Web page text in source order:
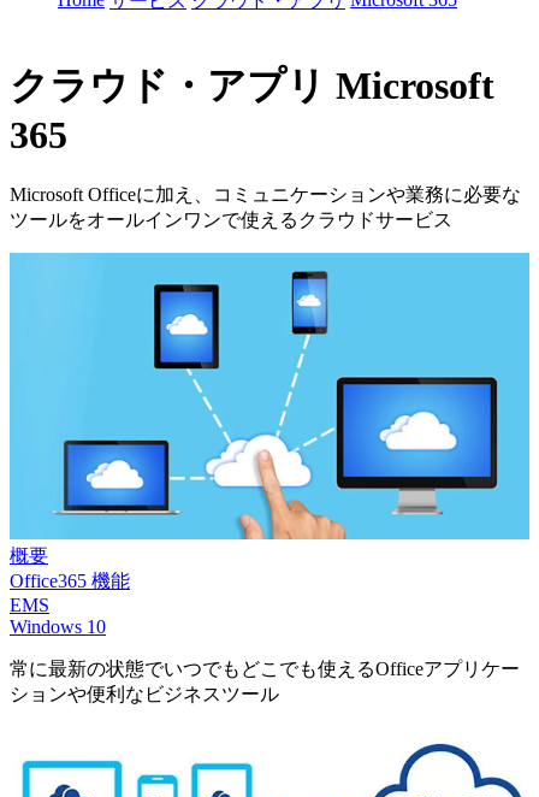
クラウド・アプリ Microsoft
365
Microsoft Officeに加え、コミュニケーションや業務に必要な
ツールをオールインワンで使えるクラウドサービス
概要
Office365 機能
EMS
Windows 10
常に最新の状態でいつでもどこでも使えるOfficeアプリケー
ションや便利なビジネスツール